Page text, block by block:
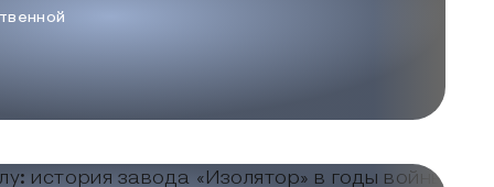
институт
новых